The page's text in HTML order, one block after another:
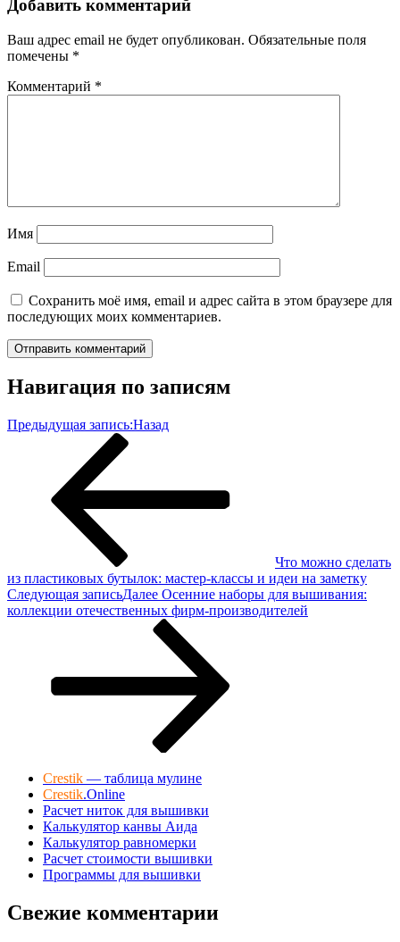
Добавить комментарий
Ваш адрес email не будет опубликован. Обязательные поля
помечены *
Комментарий *
Имя
Email
Сохранить моё имя, email и адрес сайта в этом браузере для
последующих моих комментариев.
Навигация по записям
Предыдущая запись:Назад
Что можно сделать
из пластиковых бутылок: мастер-классы и идеи на заметку
Следующая записьДалее Осенние наборы для вышивания:
коллекции отечественных фирм-производителей
Crestik — таблица мулине
Crestik.Online
Расчет ниток для вышивки
Калькулятор канвы Аида
Калькулятор равномерки
Расчет стоимости вышивки
Программы для вышивки
Свежие комментарии